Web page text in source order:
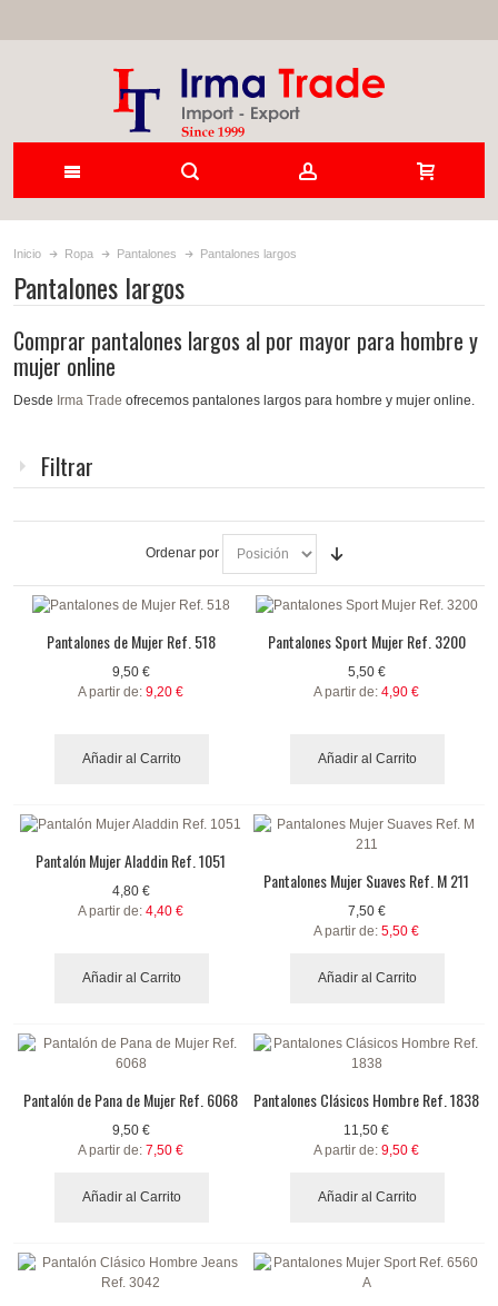
Inicio Ropa Pantalones Pantalones largos
Pantalones largos
Comprar pantalones largos al por mayor para hombre y
mujer online
Desde Irma Trade ofrecemos pantalones largos para hombre y mujer online.
Filtrar
Ordenar por
Pantalones de Mujer Ref. 518
9,50 €
A partir de: 9,20 €
Añadir al Carrito
Pantalones Sport Mujer Ref. 3200
5,50 €
A partir de: 4,90 €
Añadir al Carrito
Pantalón Mujer Aladdin Ref. 1051
4,80 €
A partir de: 4,40 €
Añadir al Carrito
Pantalones Mujer Suaves Ref. M 211
7,50 €
A partir de: 5,50 €
Añadir al Carrito
Pantalón de Pana de Mujer Ref. 6068
9,50 €
A partir de: 7,50 €
Añadir al Carrito
Pantalones Clásicos Hombre Ref. 1838
11,50 €
A partir de: 9,50 €
Añadir al Carrito